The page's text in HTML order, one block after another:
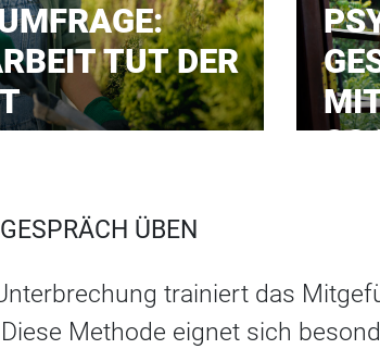
TUT DER
SO
ÜBEN
trainiert das
Methode eignet sich